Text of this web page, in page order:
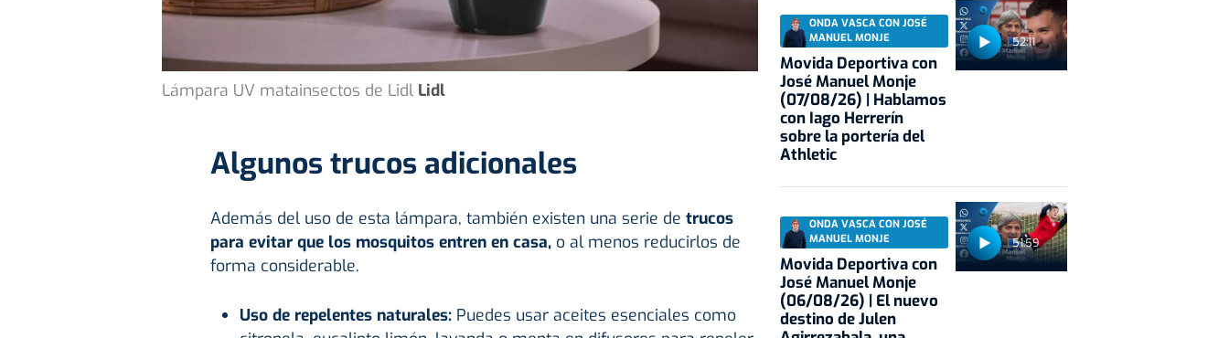
Lámpara UV matainsectos de Lidl Lidl
Algunos trucos adicionales
Además del uso de esta lámpara, también existen una serie de trucos
para evitar que los mosquitos entren en casa,o al menos reducirlos de
forma considerable.
Uso de repelentes naturales: Puedes usar aceites esenciales como
52:11
ONDA VASCA CON JOSÉ
MANUEL MONJE
Movida Deportiva con
José Manuel Monje
(07/08/26) | Hablamos
con Iago Herrerín
sobre la portería del
Athletic
51:59
ONDA VASCA CON JOSÉ
MANUEL MONJE
Movida Deportiva con
José Manuel Monje
(06/08/26) | El nuevo
destino de Julen